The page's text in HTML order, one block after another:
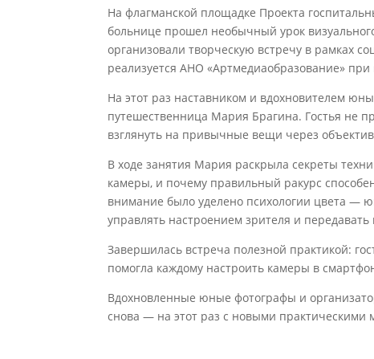
На флагманской площадке Проекта
больнице прошел необычный урок
организовали творческую встречу в рамках
реализуется АНО «Артмедиаобразование»
На этот раз наставником и вдохновителем
путешественница Мария Брагина. Гостья не
взглянуть на привычные вещи через
В ходе занятия Мария раскрыла секреты
камеры, и почему правильный ракурс
внимание было уделено психологии цвета —
управлять настроением зрителя и
Завершилась встреча полезной практикой:
помогла каждому настроить камеры в
Вдохновленные юные фотографы и
снова — на этот раз с новыми практическими